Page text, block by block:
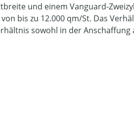
und einem Vanguard-
bis zu 12.000 qm/St. Das
sowohl in der Anschaffung